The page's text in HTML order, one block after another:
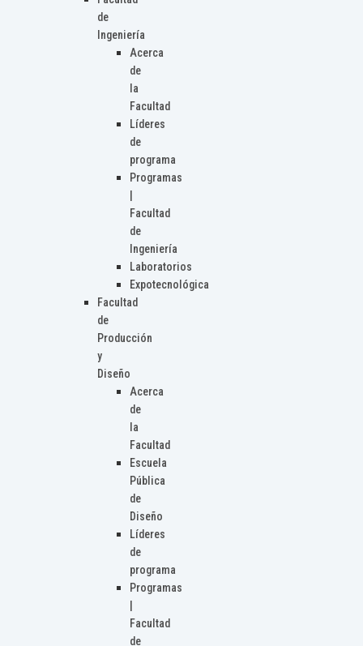
de
Ingeniería
Acerca
de
la
Facultad
Líderes
de
programa
Programas
Facultad
de
Ingeniería
Laboratorios
Expotecnológica
Facultad
de
Producción
y
Diseño
Acerca
de
la
Facultad
Escuela
Pública
de
Diseño
Líderes
de
programa
Programas
Facultad
de